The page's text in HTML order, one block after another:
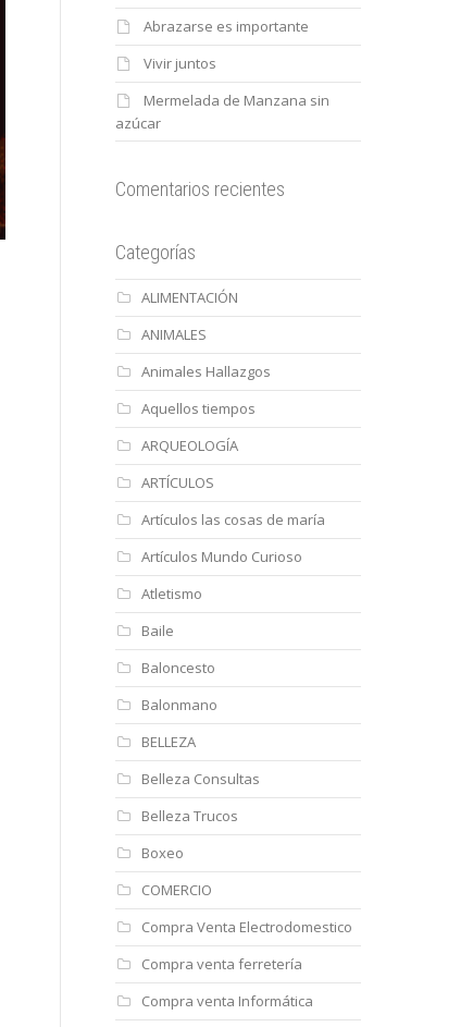
Abrazarse es importante
Vivir juntos
Mermelada de Manzana sin
azúcar
Comentarios recientes
Categorías
ALIMENTACIÓN
ANIMALES
Animales Hallazgos
Aquellos tiempos
ARQUEOLOGÍA
ARTÍCULOS
Artículos las cosas de maría
Artículos Mundo Curioso
Atletismo
Baile
Baloncesto
Balonmano
BELLEZA
Belleza Consultas
Belleza Trucos
Boxeo
COMERCIO
Compra Venta Electrodomestico
Compra venta ferretería
Compra venta Informática